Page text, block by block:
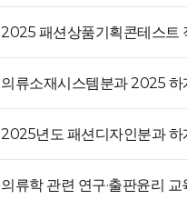
2025 패션상품기획콘테스트
의류소재시스템분과 2025 하
2025년도 패션디자인분과 하
의류학 관련 연구·출판윤리 교